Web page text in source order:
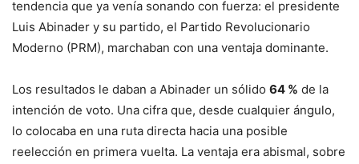
tendencia que ya venía sonando con fuerza: el presidente
Luis Abinader y su partido, el Partido Revolucionario
Moderno (PRM), marchaban con una ventaja dominante.
Los resultados le daban a Abinader un sólido 64 % de la
intención de voto. Una cifra que, desde cualquier ángulo,
lo colocaba en una ruta directa hacia una posible
reelección en primera vuelta. La ventaja era abismal, sobre